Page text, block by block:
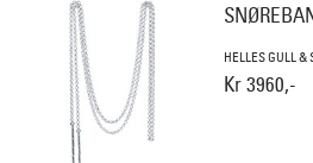
HELLES GULL &
Kr 3960,-